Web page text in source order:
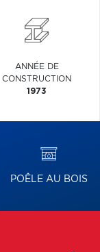
ANNÉE DE
CONSTRUCTION
1973
POÊLE AU BOIS